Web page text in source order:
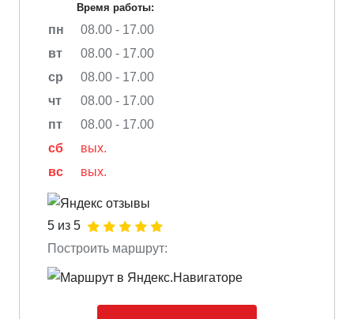
Время работы:
пн
08.00 - 17.00
вт
08.00 - 17.00
ср
08.00 - 17.00
чт
08.00 - 17.00
пт
08.00 - 17.00
сб
вых.
вс
вых.
5 из 5
Построить маршрут: